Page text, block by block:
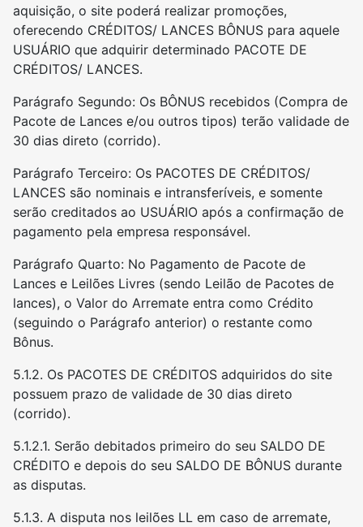
aquisição, o site poderá realizar promoções,
oferecendo CRÉDITOS/ LANCES BÔNUS para aquele
USUÁRIO que adquirir determinado PACOTE DE
CRÉDITOS/ LANCES.
Parágrafo Segundo: Os BÔNUS recebidos (Compra de
Pacote de Lances e/ou outros tipos) terão validade de
30 dias direto (corrido).
Parágrafo Terceiro: Os PACOTES DE CRÉDITOS/
LANCES são nominais e intransferíveis, e somente
serão creditados ao USUÁRIO após a confirmação de
pagamento pela empresa responsável.
Parágrafo Quarto: No Pagamento de Pacote de
Lances e Leilões Livres (sendo Leilão de Pacotes de
lances), o Valor do Arremate entra como Crédito
(seguindo o Parágrafo anterior) o restante como
Bônus.
5.1.2. Os PACOTES DE CRÉDITOS adquiridos do site
possuem prazo de validade de 30 dias direto
(corrido).
5.1.2.1. Serão debitados primeiro do seu SALDO DE
CRÉDITO e depois do seu SALDO DE BÔNUS durante
as disputas.
5.1.3. A disputa nos leilões LL em caso de arremate,